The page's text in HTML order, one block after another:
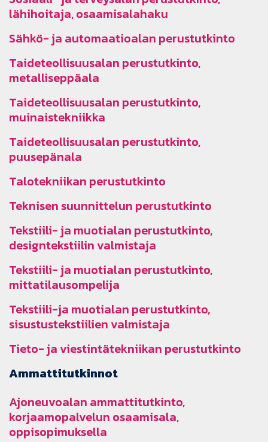
lähihoitaja, osaamisalahaku
Sähkö- ja automaatioalan perustutkinto
Taideteollisuusalan perustutkinto,
metalliseppäala
Taideteollisuusalan perustutkinto,
muinaistekniikka
Taideteollisuusalan perustutkinto,
puusepänala
Talotekniikan perustutkinto
Teknisen suunnittelun perustutkinto
Tekstiili- ja muotialan perustutkinto,
designtekstiilin valmistaja
Tekstiili- ja muotialan perustutkinto,
mittatilausompelija
Tekstiili-ja muotialan perustutkinto,
sisustustekstiilien valmistaja
Tieto- ja viestintätekniikan perustutkinto
Ammattitutkinnot
Ajoneuvoalan ammattitutkinto,
korjaamopalvelun osaamisala,
oppisopimuksella